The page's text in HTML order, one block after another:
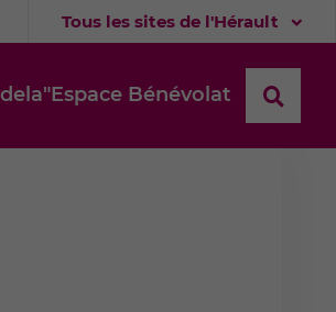
Tous les sites de l'Hérault
Alerte
Espace Bénévolat